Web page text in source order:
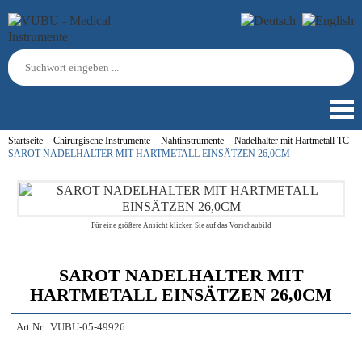
Startseite Chirurgische Instrumente Nahtinstrumente
Nadelhalter mit Hartmetall TC
SAROT NADELHALTER MIT HARTMETALL EINSÄTZEN 26,0CM
Für eine größere Ansicht klicken Sie auf das Vorschaubild
SAROT NADELHALTER MIT
HARTMETALL EINSÄTZEN 26,0CM
Art.Nr.: VUBU-05-49926